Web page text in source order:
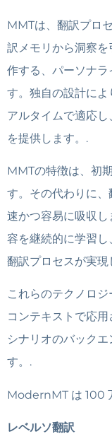
MMTは、翻訳プロ
訳メモリから洞察
作する、パーソナ
す。独自の設計によ
アルタイムで適応
を提供します。.
MMTの特徴は、初
す。その代わりに
速かつ容易に吸収
容を継続的に学習
翻訳プロセスが実現
これらのテクノロ
コンテキストで応
シナリオのバック
す。.
ModernMT は 100
レベルソ翻訳